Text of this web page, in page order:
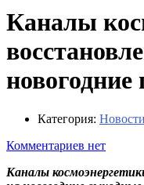
Каналы
новогодние
Категория:
Комментариев нет
Каналы